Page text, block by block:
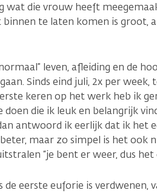
wat die vrouw heeft
binnen te laten komen is groot,
leven, afleiding en de
Sinds eind juli, 2x per week,
keren op het werk heb ik
die ik leuk en belangrijk
antwoord ik eerlijk dat ik het
maar zo simpel is het ook
“je bent er weer, dus het
de eerste euforie is verdwenen,